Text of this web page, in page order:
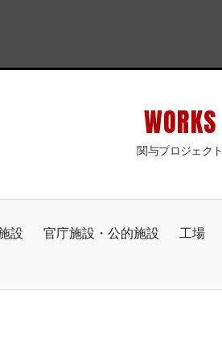
WORKS
関与プロジェクト
設 官庁施設・公的施設 工場